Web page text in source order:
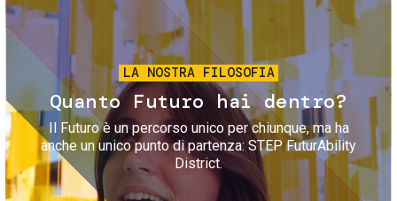
LA NOSTRA FILOSOFIA
Quanto Futuro hai dentro?
Il Futuro è un percorso unico per chiunque, ma ha
anche un unico punto di partenza: STEP FuturAbility
District.